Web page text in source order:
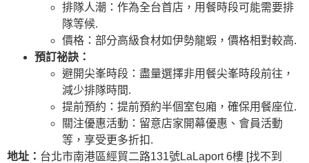
排隊人潮：作為全台首店，用餐時段可能需要排
隊等候.
價格：部分高級食材如伊勢龍蝦，價格相對較高.
預訂祕訣：
避開尖峯時段：盡量選擇非用餐尖峯時段前往，
減少排隊時間.
提前預約：提前預約半個室包廂，確保用餐座位.
關注優惠活動：留意店家開幕優惠、會員活動
等，享受更多折扣.
地址： 台北市南港區經貿二路131號LaLaport 6樓 [找不到